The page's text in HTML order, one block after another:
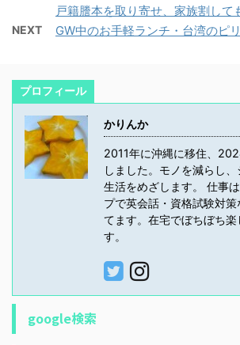
戸籍謄本を取り寄せ、家族割して
NEXT GW中のお手軽ランチ・台湾のピ
プロフィール
かりんか
2011年に沖縄に移住、
しました。モノを減らし
生活をめざします。 仕事
プで英会話・資格試験対
てます。在宅でぼちぼち楽
す。
google検索